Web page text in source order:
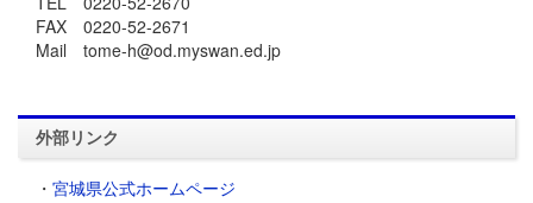
FAX 0220-52-2671
Mail tome-h@od.myswan.ed.jp
外部リンク
・ 宮城県公式ホームページ